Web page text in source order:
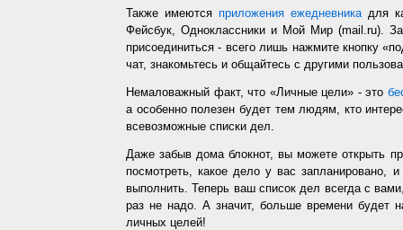
Также имеются приложения ежедневникадля
Фейсбук, Одноклассники и Мой Мир (mail.ru).
присоединиться - всего лишь нажмите кнопку
чат, знакомьтесь и общайтесь с другими
Немаловажный факт, что «Личные цели» - это
а особенно полезен будет тем людям, кто
всевозможные списки дел.
Даже забыв дома блокнот, вы можете открыть
посмотреть, какое дело у вас запланировано,
выполнить. Теперь ваш список дел всегда с
раз не надо. А значит, больше времени будет
личных целей!